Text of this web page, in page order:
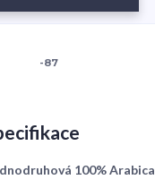
-87
100% Arabica